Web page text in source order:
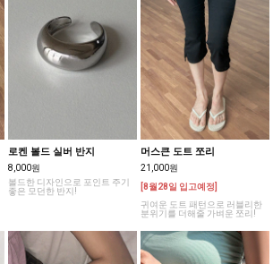
로켄 볼드 실버 반지
8,000원
볼드한 디자인으로 포인트 주기
좋은 모던한 반지!
머스큰 도트 쪼리
21,000원
[8월28일 입고예정]
귀여운 도트 패턴으로 러블리한
분위기를 더해줄 가벼운 쪼리!